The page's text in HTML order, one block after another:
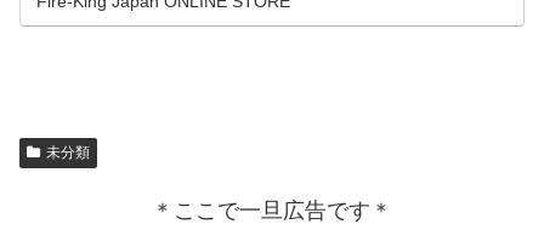
未分類
＊ここで一旦広告です＊